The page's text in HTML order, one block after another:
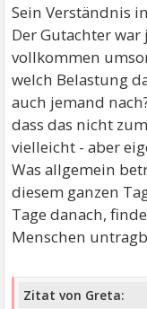
Sein Verständnis
Der Gutachter
vollkommen
welch Belastung
auch jemand
dass das nicht
vielleicht - aber
Was allgemein
diesem ganzen
Tage danach,
Menschen
Zitat von Greta: